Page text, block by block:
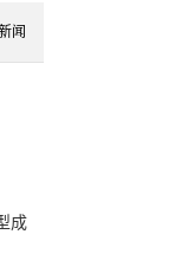
闻
成